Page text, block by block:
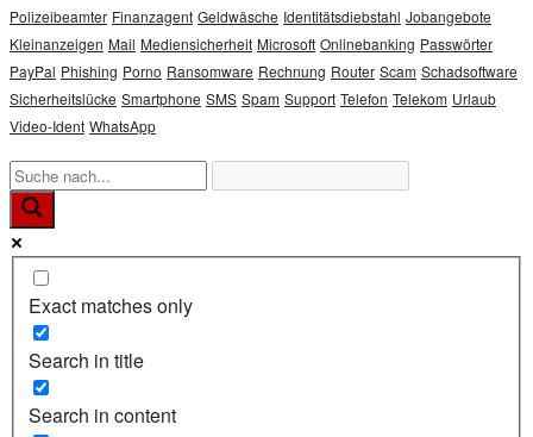
Polizeibeamter Finanzagent Geldwäsche Identitätsdiebstahl Jobangebote
Kleinanzeigen Mail Mediensicherheit Microsoft Onlinebanking Passwörter
PayPal Phishing Porno Ransomware Rechnung Router Scam Schadsoftware
Sicherheitslücke Smartphone SMS Spam Support Telefon Telekom Urlaub
Video-Ident WhatsApp
Exact matches only
Search in title
Search in content